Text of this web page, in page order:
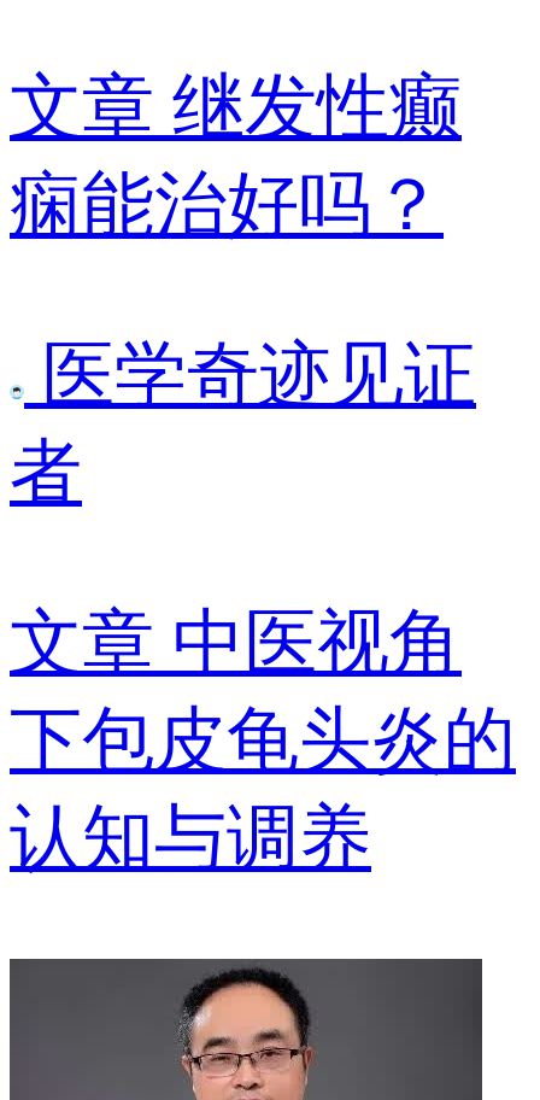
文章 继发性癫
痫能治好吗？
医学奇迹见证
者
文章 中医视角
下包皮龟头炎的
认知与调养